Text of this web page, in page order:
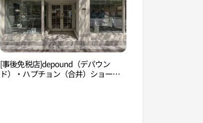
[事後免税店]depound（デパウン
ド）・ハプチョン（合井）ショール